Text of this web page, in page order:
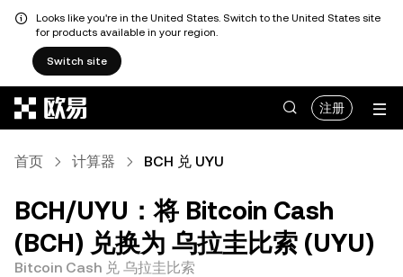
Looks like you're in the United States. Switch to the United States site
for products available in your region.
Switch site
注册
首页 计算器 BCH 兑 UYU
BCH/UYU：将 Bitcoin Cash
(BCH) 兑换为 乌拉圭比索 (UYU)
Bitcoin Cash 兑 乌拉圭比索